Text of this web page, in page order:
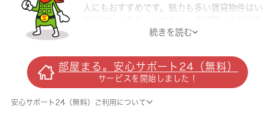
人にもおすすめです。魅力も多い賃貸物件はい
は入居日指定が2026年7月になっています。
使える快適な生活、インターネットの回線を導
入。坂戸市で気になるお部屋が見つかりました
ら、 城南コミュニティまでお問い合わせくだ
さい。内見予約も受け付けております。
続きを読む
部屋まる。安心サポート24（無料）
サービスを開始しました！
安心サポート24（無料）ご利用について